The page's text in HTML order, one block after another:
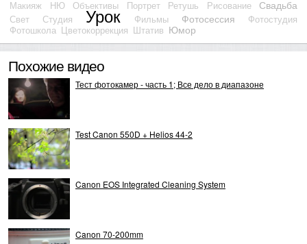
Макияж
НЮ Объективы Портрет Ретушь Рисование Свадьба
Свет Студия Урок Фильмы Фотосессия
Фотостудия
Фотошкола Цветокоррекция Штатив Юмор
Похожие видео
Тест фотокамер - часть 1; Все дело в диапазоне
Test Canon 550D + Helios 44-2
Canon EOS Integrated Cleaning System
Canon 70-200mm